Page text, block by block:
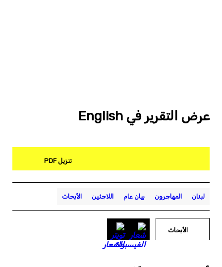
عرض التقرير في English
تنزيل PDF
لبنان المهاجرون بيان عام اللاجئين الأبحاث
الأبحاث